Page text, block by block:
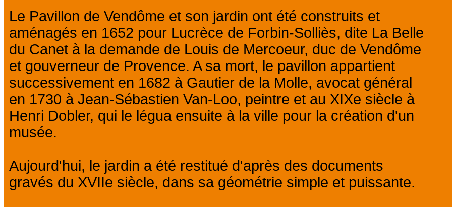
Le Pavillon de Vendôme et son jardin ont été construits et
aménagés en 1652 pour Lucrèce de Forbin-Solliès, dite La Belle
du Canet à la demande de Louis de Mercoeur, duc de Vendôme
et gouverneur de Provence. A sa mort, le pavillon appartient
successivement en 1682 à Gautier de la Molle, avocat général
en 1730 à Jean-Sébastien Van-Loo, peintre et au XIXe siècle à
Henri Dobler, qui le légua ensuite à la ville pour la création d'un
musée.
Aujourd'hui, le jardin a été restitué d'après des documents
gravés du XVIIe siècle, dans sa géométrie simple et puissante.